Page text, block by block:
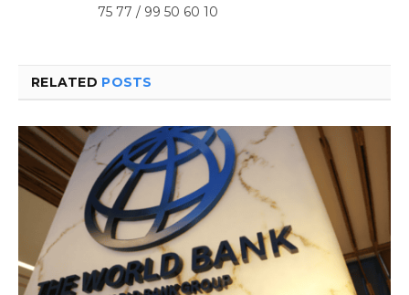
75 77 / 99 50 60 10
RELATED POSTS